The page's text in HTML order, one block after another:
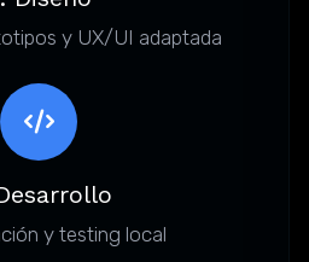
y UX/UI adaptada
y testing local